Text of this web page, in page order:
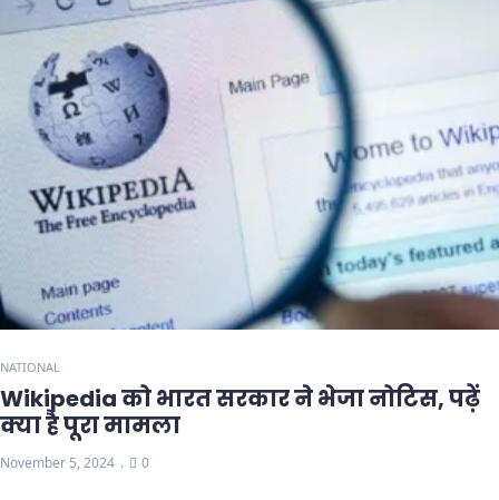
NATIONAL
Wikipedia को भारत सरकार ने भेजा नोटिस, पढ़ें
क्या है पूरा मामला
November 5, 2024 0